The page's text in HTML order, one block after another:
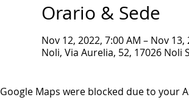
Orario & Sede
Nov 12, 2022, 7:00 AM – Nov 13,
Noli, Via Aurelia, 52, 17026 Noli
Google Maps were blocked due to your